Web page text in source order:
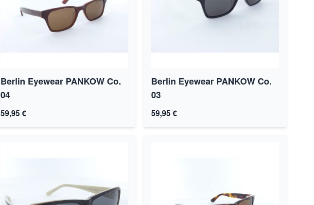
Berlin Eyewear PANKOW Co.
04
59,95 €
Berlin Eyewear PANKOW Co.
03
59,95 €